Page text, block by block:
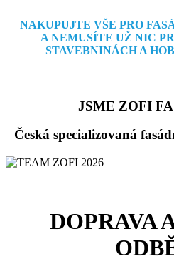
NAKUPUJTE VŠE PRO
A NEMUSÍTE UŽ NIC
STAVEBNINÁCH A
JSME ZOFI
Česká specializovaná
DOPRAVA